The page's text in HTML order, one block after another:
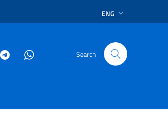
ENG
Search